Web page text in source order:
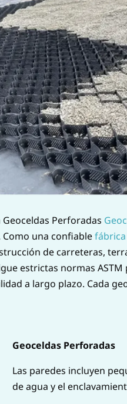
Perforadas
una confiablefábrica
de carreteras,
estrictas normas
a largo plazo. Cada
Geoceldas Perforadas
Las paredes incluyen
de agua y el